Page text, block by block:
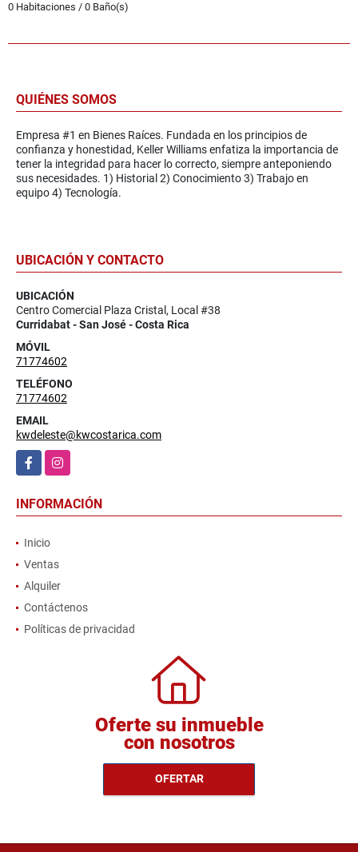
0 Habitaciones / 0 Baño(s)
QUIÉNES SOMOS
Empresa #1 en Bienes Raíces. Fundada en los principios de
confianza y honestidad, Keller Williams enfatiza la importancia de
tener la integridad para hacer lo correcto, siempre anteponiendo
sus necesidades. 1) Historial 2) Conocimiento 3) Trabajo en
equipo 4) Tecnología.
UBICACIÓN Y CONTACTO
UBICACIÓN
Centro Comercial Plaza Cristal, Local #38
Curridabat - San José - Costa Rica
MÓVIL
71774602
TELÉFONO
71774602
EMAIL
kwdeleste@kwcostarica.com
FacebookInstagram
INFORMACIÓN
Inicio
Ventas
Alquiler
Contáctenos
Políticas de privacidad
Oferte su inmueble
con nosotros
OFERTAR